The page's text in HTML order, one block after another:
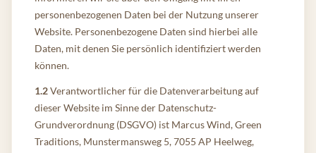
personenbezogenen Daten bei der Nutzung unserer
Website. Personenbezogene Daten sind hierbei alle
Daten, mit denen Sie persönlich identifiziert werden
können.
1.2Verantwortlicher für die Datenverarbeitung auf
dieser Website im Sinne der Datenschutz-
Grundverordnung (DSGVO) ist Marcus Wind, Green
Traditions, Munstermansweg 5, 7055 AP Heelweg,